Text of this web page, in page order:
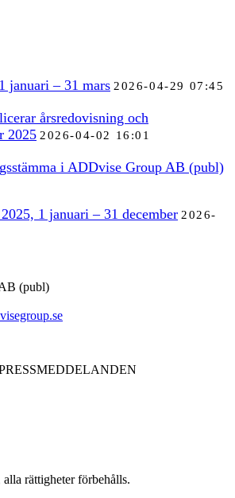
januari – 31 mars 2026-04-29 07:45
årsredovisning och
2025 2026-04-02 16:01
i ADDvise Group AB (publ)
1 januari – 31 december 2026-
(publ)
rättigheter förbehålls.